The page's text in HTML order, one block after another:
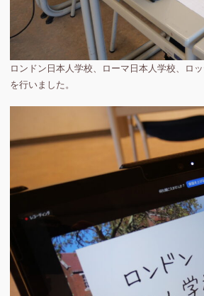
ロンドン日本人学校、ローマ日本人学校、ロ
を行いました。